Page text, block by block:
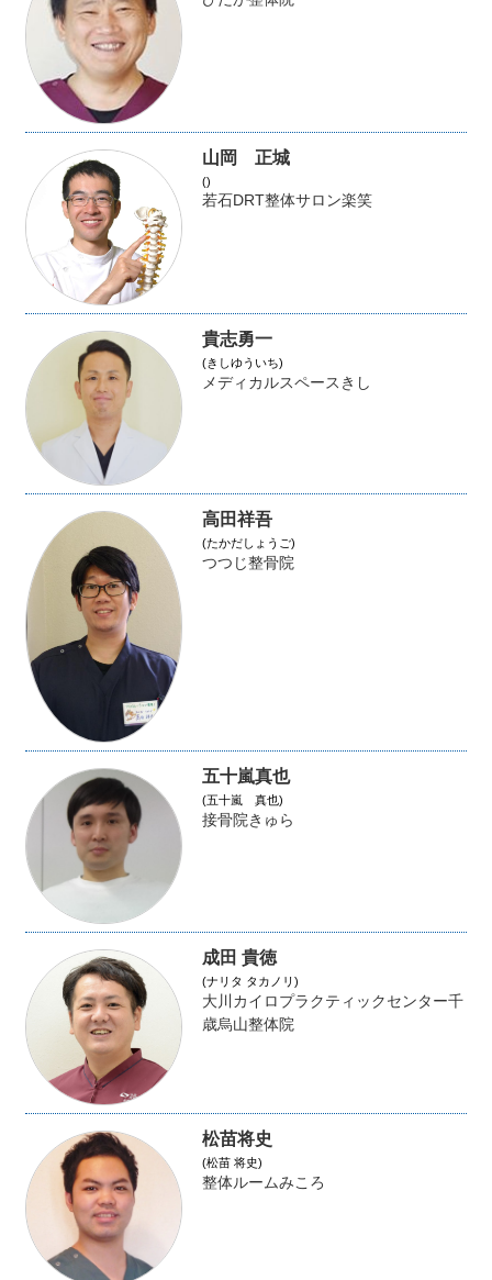
山岡 正城
()
若石DRT整体サロン楽笑
貴志勇一
(きしゆういち)
メディカルスペースきし
高田祥吾
(たかだしょうご)
つつじ整骨院
五十嵐真也
(五十嵐 真也)
接骨院きゅら
成田 貴徳
(ナリタ タカノリ)
大川カイロプラクティックセンター千
歳烏山整体院
松苗将史
(松苗 将史)
整体ルームみころ